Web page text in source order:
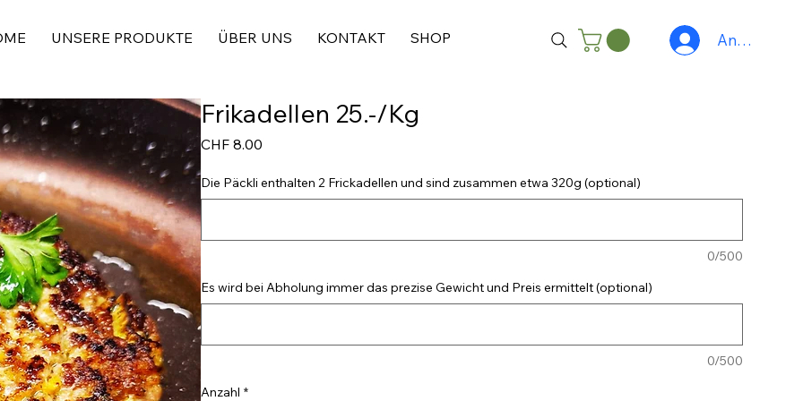
UNSERE PRODUKTE ÜBER UNS KONTAKT SHOP Anmelden
Frikadellen 25.-/Kg
CHF 8.00
Die Päckli enthalten 2 Frickadellen und sind zusammen etwa 320g (optional)
0/500
Es wird bei Abholung immer das prezise Gewicht und Preis ermittelt (optional)
0/500
Anzahl *